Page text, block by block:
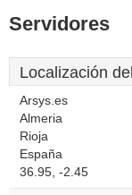
Servidores
Localización
Arsys.es
Almeria
Rioja
España
36.95, -2.45